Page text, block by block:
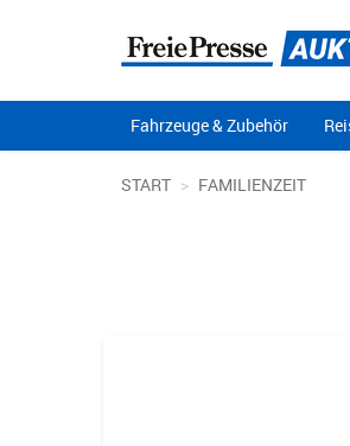
Fahrzeuge & Zubehör
START FAMILIENZEIT